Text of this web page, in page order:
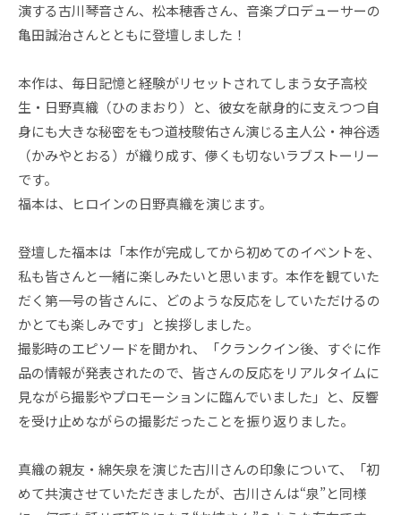
演する古川琴音さん、松本穂香さん、音楽プロデューサーの
亀田誠治さんとともに登壇しました！
本作は、毎日記憶と経験がリセットされてしまう女子高校
生・日野真織（ひのまおり）と、彼女を献身的に支えつつ自
身にも大きな秘密をもつ道枝駿佑さん演じる主人公・神谷透
（かみやとおる）が織り成す、儚くも切ないラブストーリー
です。
福本は、ヒロインの日野真織を演じます。
登壇した福本は「本作が完成してから初めてのイベントを、
私も皆さんと一緒に楽しみたいと思います。本作を観ていた
だく第一号の皆さんに、どのような反応をしていただけるの
かとても楽しみです」と挨拶しました。
撮影時のエピソードを聞かれ、「クランクイン後、すぐに作
品の情報が発表されたので、皆さんの反応をリアルタイムに
見ながら撮影やプロモーションに臨んでいました」と、反響
を受け止めながらの撮影だったことを振り返りました。
真織の親友・綿矢泉を演じた古川さんの印象について、「初
めて共演させていただきましたが、古川さんは“泉”と同様